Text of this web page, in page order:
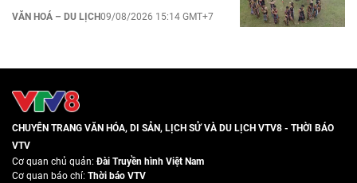
VĂN HOÁ – DU LỊCH09/08/2026 15:14 GMT+7
CHUYÊN TRANG VĂN HÓA, DI SẢN, LỊCH SỬ VÀ DU LỊCH VTV8 - THỜI BÁO
VTV
Cơ quan chủ quản:Đài Truyền hình Việt Nam
Cơ quan báo chí: Thời báo VTV